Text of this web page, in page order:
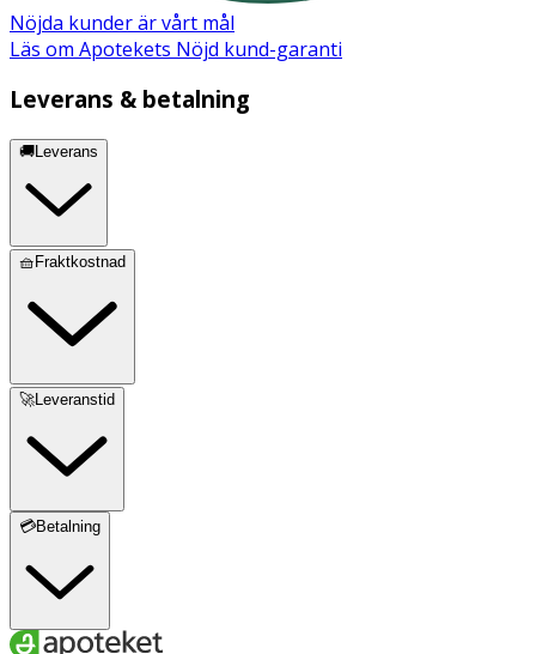
Nöjda kunder är vårt mål
Läs om Apotekets Nöjd kund-garanti
Leverans & betalning
🚚Leverans
🧺Fraktkostnad
🚀Leveranstid
💳Betalning